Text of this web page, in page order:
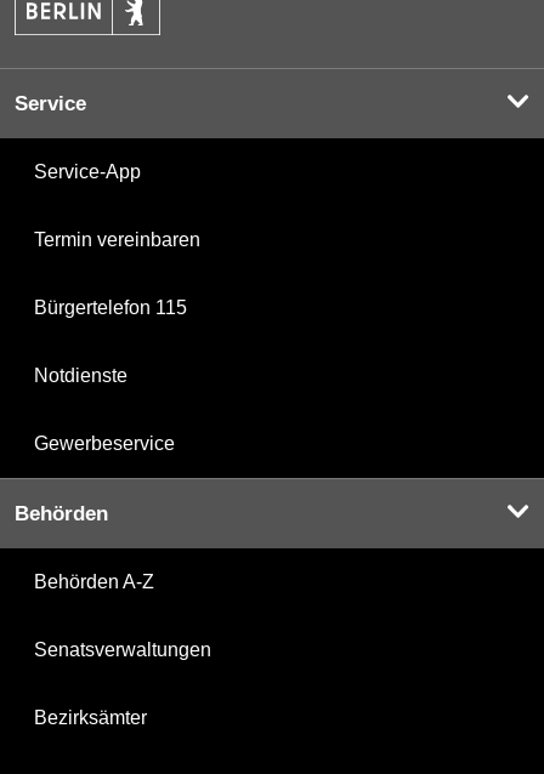
Service
Service-App
Termin vereinbaren
Bürgertelefon 115
Notdienste
Gewerbeservice
Behörden
Behörden A-Z
Senatsverwaltungen
Bezirksämter